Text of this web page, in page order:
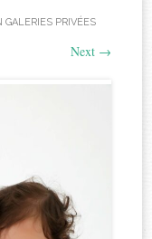
GALERIES PRIVÉES
Next →